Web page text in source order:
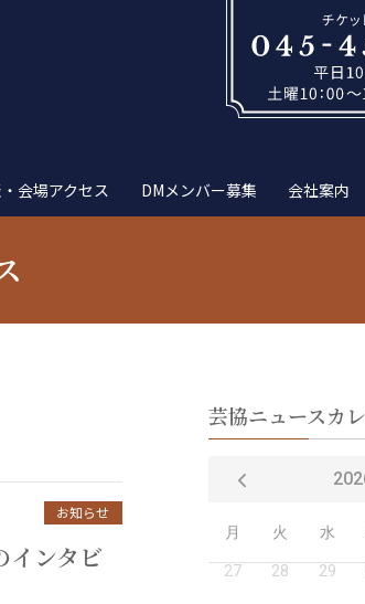
会場アクセス DMメンバー募集 会社案内
お知らせ
インタビ
芸協ニュースカ
月 火 水
27 28 29